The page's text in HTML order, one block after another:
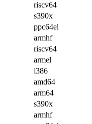
riscv64
s390x
ppc64el
armhf
riscv64
armel
i386
amd64
arm64
s390x
armhf